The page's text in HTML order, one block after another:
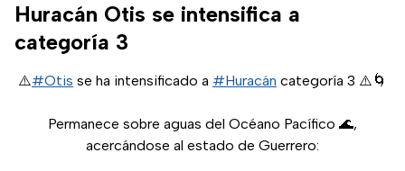
Huracán Otis se intensifica a
categoría 3
⚠️#Otis se ha intensificado a #Huracán categoría 3 ⚠️🌀
Permanece sobre aguas del Océano Pacífico 🌊,
acercándose al estado de Guerrero: